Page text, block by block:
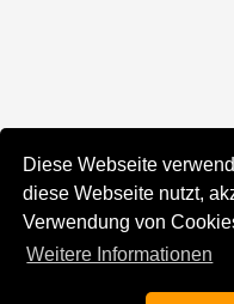
Diese Webseite
diese Webseite nutzt,
Verwendung von
Weitere Informationen